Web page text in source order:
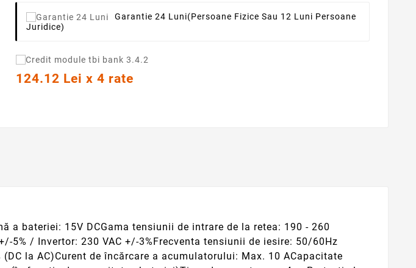
Garantie 24 Luni(persoane Fizice Sau 12 Luni Persoane
Juridice)
124.12 Lei x 4 rate
a bateriei: 15V DCGama tensiunii de intrare de la retea: 190 - 260
5% / Invertor: 230 VAC +/-3%Frecventa tensiunii de iesire: 50/60Hz
la AC)Curent de încărcare a acumulatorului: Max. 10 ACapacitate